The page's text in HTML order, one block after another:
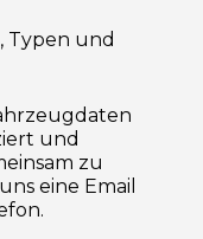
Typen und
und
zu
eine Email